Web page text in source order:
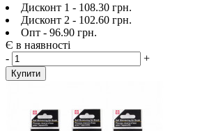
Дисконт 1 - 108.30 грн.
Дисконт 2 - 102.60 грн.
Опт - 96.90 грн.
Є в наявності
-
+
Купити